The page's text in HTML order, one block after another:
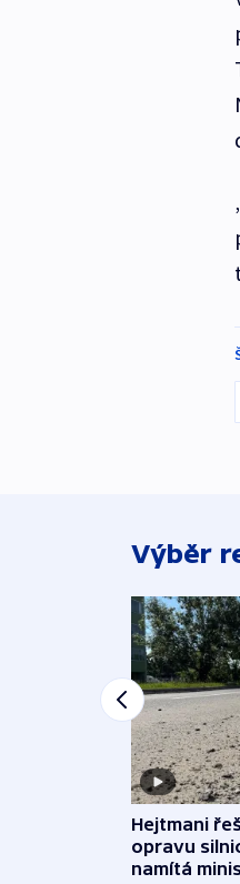
Výběr
Hejtmani
opravu
namítá